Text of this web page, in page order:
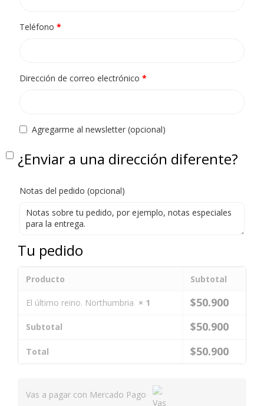
Teléfono *
Dirección de correo electrónico *
Agregarme al newsletter (opcional)
¿Enviar a una dirección diferente?
Notas del pedido (opcional)
Tu pedido
Producto Subtotal
El último reino. Northumbria × 1 $50.900
Subtotal $50.900
Total $50.900
Vas a pagar con Mercado Pago